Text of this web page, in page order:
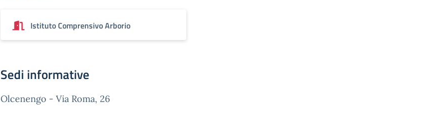
Istituto Comprensivo Arborio
Sedi informative
Olcenengo - Via Roma, 26